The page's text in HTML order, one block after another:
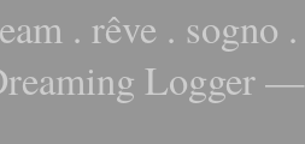
. rêve . sogno
Logger